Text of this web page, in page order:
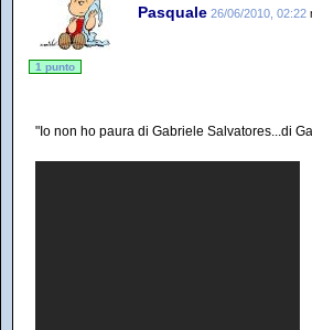
Pasquale 26/06/2010, 02:22
1 punto
"Io non ho paura di Gabriele Salvatores...di